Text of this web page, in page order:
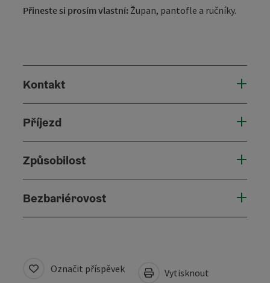
Přineste si prosím vlastní: Župan, pantofle a ručníky.
Kontakt
Příjezd
Způsobilost
Bezbariérovost
Označit příspěvek
Vytisknout